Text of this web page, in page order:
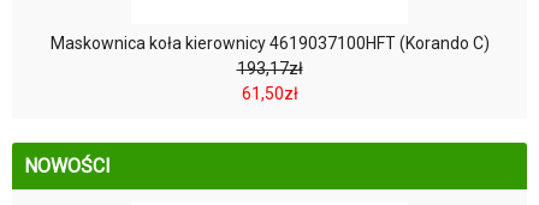
Maskownica koła kierownicy 4619037100HFT (Korando C)
193,17zł
61,50zł
NOWOŚCI